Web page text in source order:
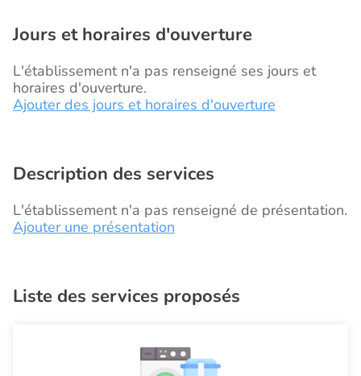
Jours et horaires d'ouverture
L'établissement n'a pas renseigné ses jours et
horaires d'ouverture.
Ajouter des jours et horaires d'ouverture
Description des services
L'établissement n'a pas renseigné de présentation.
Ajouter une présentation
Liste des services proposés